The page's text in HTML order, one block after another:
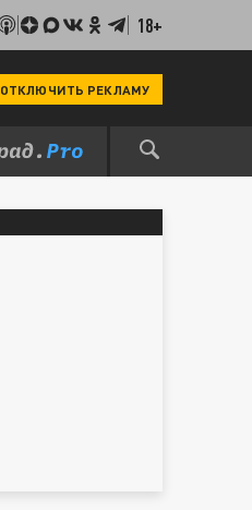
18+
ОТКЛЮЧИТЬ РЕКЛАМУ